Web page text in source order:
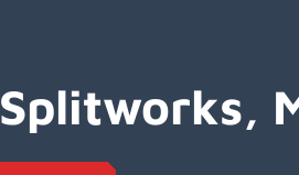
Splitworks,